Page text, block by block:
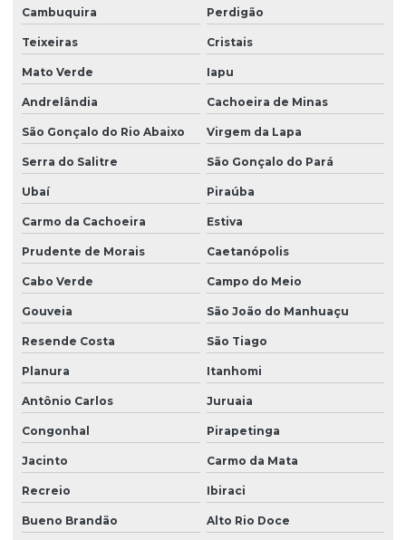
Cambuquira Perdigão
Teixeiras Cristais
Mato Verde Iapu
Andrelândia Cachoeira de Minas
São Gonçalo do Rio Abaixo Virgem da Lapa
Serra do Salitre São Gonçalo do Pará
Ubaí Piraúba
Carmo da Cachoeira Estiva
Prudente de Morais Caetanópolis
Cabo Verde Campo do Meio
Gouveia São João do Manhuaçu
Resende Costa São Tiago
Planura Itanhomi
Antônio Carlos Juruaia
Congonhal Pirapetinga
Jacinto Carmo da Mata
Recreio Ibiraci
Bueno Brandão Alto Rio Doce